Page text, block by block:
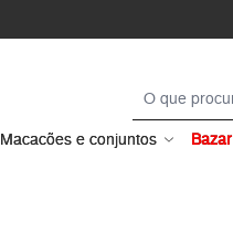
Macacões e conjuntos Bazar